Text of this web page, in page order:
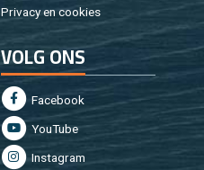
Pri­va­cy en coo­kies
VOLG ONS
Fa­cebook
You­Tu­be
In­st­agram